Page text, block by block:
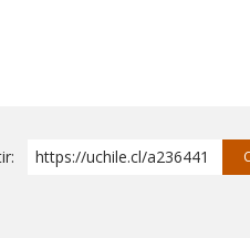
https://uchile.cl/a236441